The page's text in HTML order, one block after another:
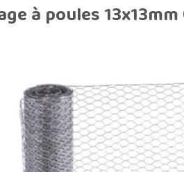
Grillage à mouton
Grillage à poussins
Grillage à martres
Grillage à souris
à poules